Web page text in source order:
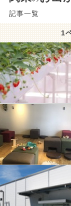
記事一覧
1